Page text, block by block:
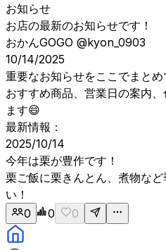
お知らせ
お店の最新のお知らせです！
おかんGOGO @kyon_0903
10/14/2025
重要なお知らせをここでまとめ
おすすめ商品、営業日の案内
ます😄
最新情報：
2025/10/14
今年は栗が豊作です！
栗ご飯に栗きんとん、煮物な
い！
0
0 0